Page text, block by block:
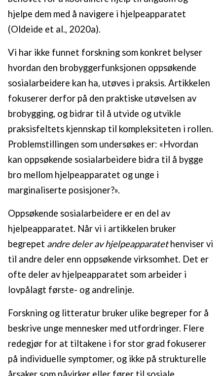
hjelpe dem med å navigere i hjelpeapparatet
(Oldeide et al., 2020a).
Vi har ikke funnet forskning som konkret belyser
hvordan den brobyggerfunksjonen oppsøkende
sosialarbeidere kan ha, utøves i praksis. Artikkelen
fokuserer derfor på den praktiske utøvelsen av
brobygging, og bidrar til å utvide og utvikle
praksisfeltets kjennskap til kompleksiteten i rollen.
Problemstillingen som undersøkes er: «Hvordan
kan oppsøkende sosialarbeidere bidra til å bygge
bro mellom hjelpeapparatet og unge i
marginaliserte posisjoner?».
Oppsøkende sosialarbeidere er en del av
hjelpeapparatet. Når vi i artikkelen bruker
begrepet andre deler av hjelpeapparatethenviser vi
til andre deler enn oppsøkende virksomhet. Det er
ofte deler av hjelpeapparatet som arbeider i
lovpålagt første- og andrelinje.
Forskning og litteratur bruker ulike begreper for å
beskrive unge mennesker med utfordringer. Flere
redegjør for at tiltakene i for stor grad fokuserer
på individuelle symptomer, og ikke på strukturelle